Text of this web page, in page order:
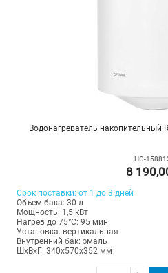
Водонагреватель накопительный
НС-
8
Срок поставки: от 1 до 3 дней
Объем бака: 30 л
Мощность: 1,5 кВт
Нагрев до 75°С: 95 мин.
Установка: вертикальная
Внутренний бак: эмаль
ШхВхГ: 340х570х352 мм